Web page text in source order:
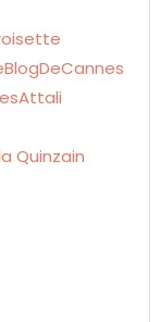
Quinzain